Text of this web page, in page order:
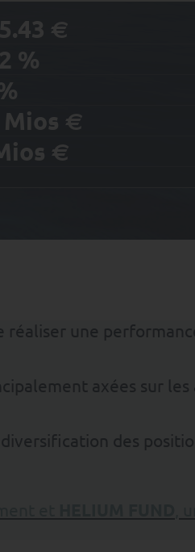
€
%
Mios €
€
réaliser une
axées sur les
des